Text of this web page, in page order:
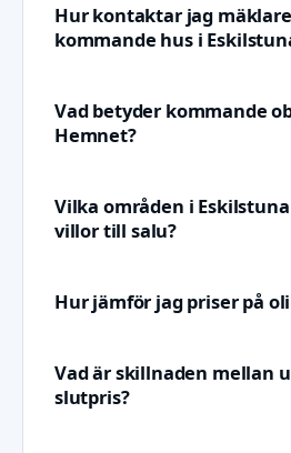
Hur kontaktar jag
kommande hus i
Vad betyder kommande
Hemnet?
Vilka områden i
villor till salu?
Hur jämför jag priser på
Vad är skillnaden mellan
slutpris?